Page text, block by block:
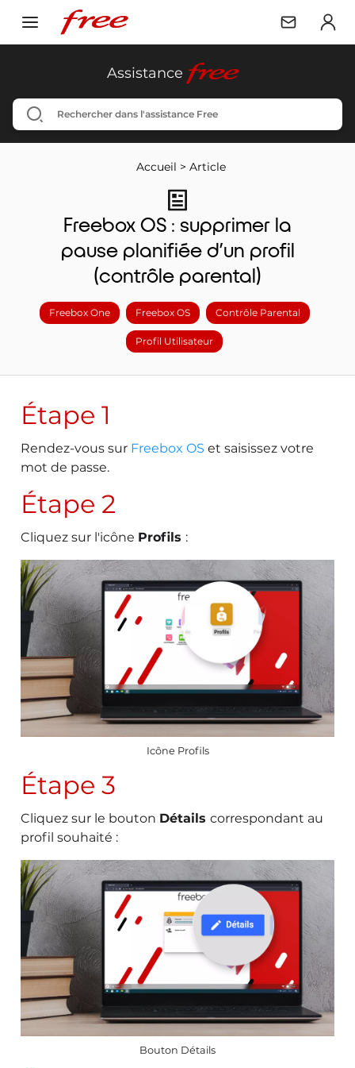
Assistance free
Accueil > Article
Freebox OS : supprimer la
pause planifiée d’un profil
(contrôle parental)
Freebox One Freebox OS Contrôle Parental
Profil Utilisateur
Étape 1
Rendez-vous sur Freebox OS et saisissez votre
mot de passe.
Étape 2
Cliquez sur l'icône Profils :
Icône Profils
Étape 3
Cliquez sur le bouton Détailscorrespondant au
profil souhaité :
Bouton Détails